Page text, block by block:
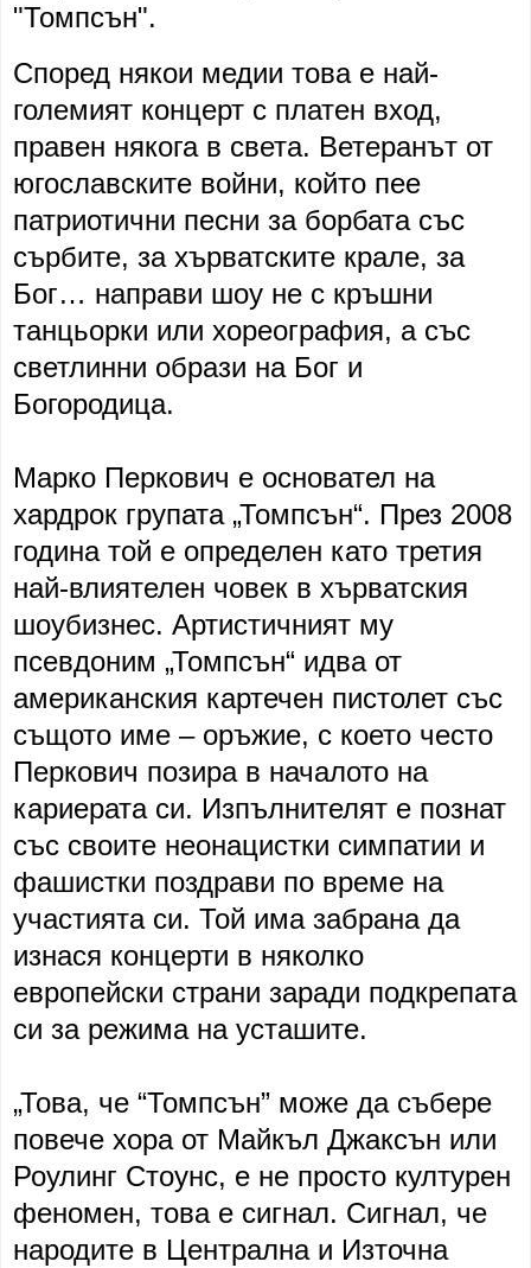
"Томпсън".
Според някои медии това е най-
големият концерт с платен вход,
правен някога в света. Ветеранът от
югославските войни, който пее
патриотични песни за борбата със
сърбите, за хърватските крале, за
Бог… направи шоу не с кръшни
танцьорки или хореография, а със
светлинни образи на Бог и
Богородица.
Марко Перкович е основател на
хардрок групата „Томпсън“. През 2008
година той е определен като третия
най-влиятелен човек в хърватския
шоубизнес. Артистичният му
псевдоним „Томпсън“ идва от
американския картечен пистолет със
същото име – оръжие, с което често
Перкович позира в началото на
кариерата си. Изпълнителят е познат
със своите неонацистки симпатии и
фашистки поздрави по време на
участията си. Той има забрана да
изнася концерти в няколко
европейски страни заради подкрепата
си за режима на усташите.
„Това, че “Томпсън” може да събере
повече хора от Майкъл Джаксън или
Роулинг Стоунс, е не просто културен
феномен, това е сигнал. Сигнал, че
народите в Централна и Източна